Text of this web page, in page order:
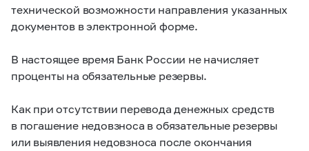
технической возможности направления указанных
документов в электронной форме.
В настоящее время Банк России не начисляет
проценты на обязательные резервы.
Как при отсутствии перевода денежных средств
в погашение недовзноса в обязательные резервы
или выявления недовзноса после окончания